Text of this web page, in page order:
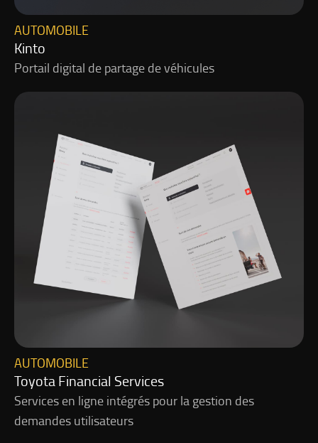
Kinto
AUTOMOBILE
Portail digital de partage de véhicules
Toyota Financial Services
AUTOMOBILE
Services en ligne intégrés pour la gestion des
demandes utilisateurs